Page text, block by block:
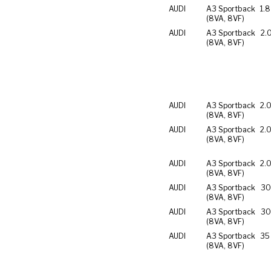
AUDI
A3 Sportback
(8VA, 8VF)
AUDI
A3 Sportback
(8VA, 8VF)
AUDI
A3 Sportback
(8VA, 8VF)
AUDI
A3 Sportback
(8VA, 8VF)
AUDI
A3 Sportback
(8VA, 8VF)
AUDI
A3 Sportback
(8VA, 8VF)
30
AUDI
A3 Sportback
(8VA, 8VF)
30
AUDI
A3 Sportback
(8VA, 8VF)
35